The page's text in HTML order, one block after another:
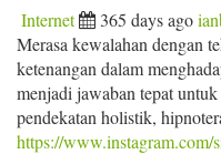
Internet 365 days ago
Merasa kewalahan dengan
ketenangan dalam
menjadi jawaban tepat
pendekatan holistik,
https://www.instagram.com/